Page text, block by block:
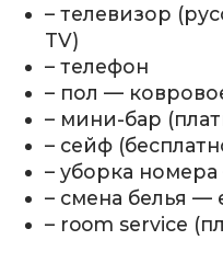
– телевизор
TV)
– телефон
– пол —
– мини-бар
– сейф
– уборка
– смена белья —
– room service